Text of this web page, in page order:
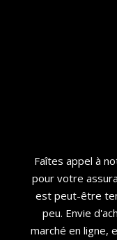
Faîtes appel à
pour votre
est peut-être
peu. Envie
marché en ligne,